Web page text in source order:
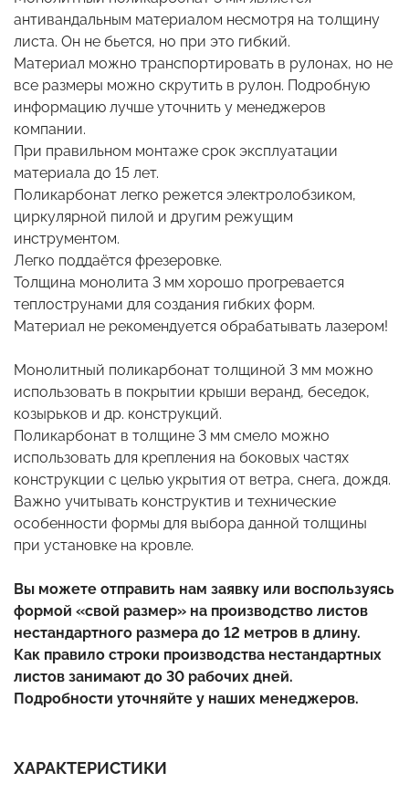
антивандальным материалом несмотря на толщину
листа. Он не бьется, но при это гибкий.
Материал можно транспортировать в рулонах, но не
все размеры можно скрутить в рулон. Подробную
информацию лучше уточнить у менеджеров
компании.
При правильном монтаже срок эксплуатации
материала до 15 лет.
Поликарбонат легко режется электролобзиком,
циркулярной пилой и другим режущим
инструментом.
Легко поддаётся фрезеровке.
Толщина монолита 3 мм хорошо прогревается
теплострунами для создания гибких форм.
Материал не рекомендуется обрабатывать лазером!
Монолитный поликарбонат толщиной 3 мм можно
использовать в покрытии крыши веранд, беседок,
козырьков и др. конструкций.
Поликарбонат в толщине 3 мм смело можно
использовать для крепления на боковых частях
конструкции с целью укрытия от ветра, снега, дождя.
Важно учитывать конструктив и технические
особенности формы для выбора данной толщины
при установке на кровле.
Вы можете отправить нам заявку или воспользуясь
формой «свой размер» на производство листов
нестандартного размера до 12 метров в длину.
Как правило строки производства нестандартных
листов занимают до 30 рабочих дней.
Подробности уточняйте у наших менеджеров.
ХАРАКТЕРИСТИКИ